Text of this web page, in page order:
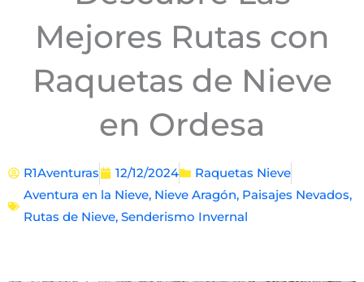
Mejores Rutas con
Raquetas de Nieve
en Ordesa
R1Aventuras 12/12/2024
Raquetas Nieve
Aventura en la Nieve, Nieve Aragón, Paisajes Nevados,
Rutas de Nieve, Senderismo Invernal